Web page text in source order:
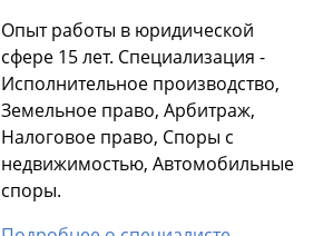
Опыт работы в юридической
сфере 15 лет. Специализация -
Исполнительное производство,
Земельное право, Арбитраж,
Налоговое право, Споры с
недвижимостью, Автомобильные
споры.